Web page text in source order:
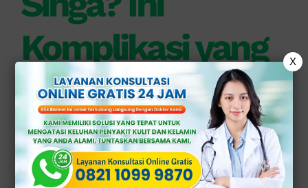
Komplikasi yang
Berakibat Fatal
Raja singa adalah infeksi menular
seksual (IMS) yang penyebabnya oleh
bakteriTreponema pallidum.
X